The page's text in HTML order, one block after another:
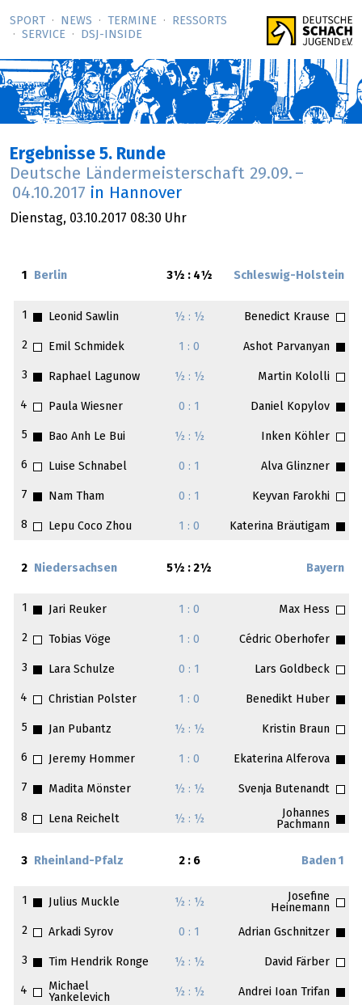
SPORT NEWS TERMINE
RESSORTS
SERVICE
DSJ-­INSIDE
Ergebnisse 5. Runde
Deutsche Ländermeisterschaft 29.09. –
04.10.2017 in Hannover
Dienstag, 03.10.2017 08:30 Uhr
1 Berlin 3½ : 4½ Schleswig-Holstein
1 Leonid Sawlin ½ : ½ Benedict Krause
2 Emil Schmidek 1 : 0 Ashot Parvanyan
3 Raphael Lagunow ½ : ½ Martin Kololli
4 Paula Wiesner 0 : 1 Daniel Kopylov
5 Bao Anh Le Bui ½ : ½ Inken Köhler
6 Luise Schnabel 0 : 1 Alva Glinzner
7 Nam Tham 0 : 1 Keyvan Farokhi
8 Lepu Coco Zhou 1 : 0 Katerina Bräutigam
2 Niedersachsen 5½ : 2½ Bayern
1 Jari Reuker 1 : 0 Max Hess
2 Tobias Vöge 1 : 0 Cédric Oberhofer
3 Lara Schulze 0 : 1 Lars Goldbeck
4 Christian Polster 1 : 0 Benedikt Huber
5 Jan Pubantz ½ : ½ Kristin Braun
6 Jeremy Hommer 1 : 0 Ekaterina Alferova
7 Madita Mönster ½ : ½ Svenja Butenandt
8 Lena Reichelt ½ : ½
Johannes
Pachmann
3 Rheinland-Pfalz 2 : 6 Baden 1
1 Julius Muckle ½ : ½
Josefine
Heinemann
2
Arkadi Syrov 0 : 1 Adrian Gschnitzer
3 Tim Hendrik Ronge ½ : ½ David Färber
4
Michael
Yankelevich
½ : ½ Andrei Ioan Trifan